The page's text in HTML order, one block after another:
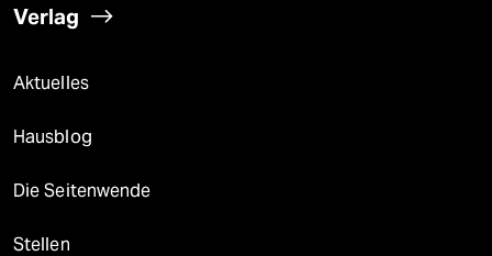
Verlag
Aktuelles
Hausblog
Die Seitenwende
Stellen